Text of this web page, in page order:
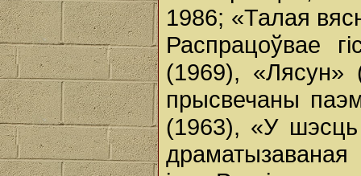
1986; «Талая
Распрацоўвае
(1969),
прысвечаны
(1963), «У шэсць